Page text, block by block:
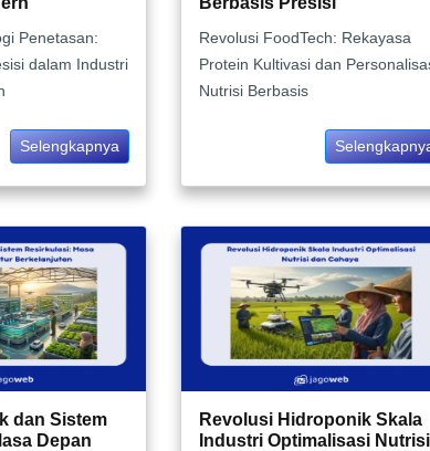
Penetasan:
dalam Industri
Selengkapnya
Revolusi FoodTech: Rekayasa
Protein Kultivasi dan
Nutrisi Berbasis
dan Sistem
Depan
Revolusi Hidroponik Skala
Industri Optimalisasi Nutrisi